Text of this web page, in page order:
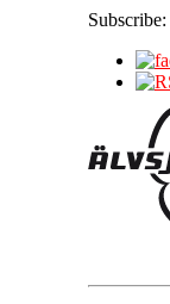
Subscribe: